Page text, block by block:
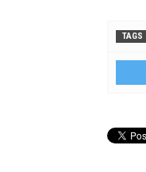
TAGS